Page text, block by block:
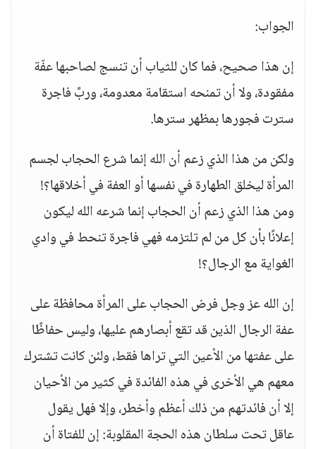
الجواب:
إن هذا صحيح، فما كان للثياب أن تنسج لصاحبها عفّة
مفقودة، ولا أن تمنحه استقامة معدومة، وربَّ فاجرة
سترت فجورها بمظهر سترها.
ولكن من هذا الذي زعم أن الله إنما شرع الحجاب لجسم
المرأة ليخلق الطهارة في نفسها أو العفة في أخلاقها؟!
ومن هذا الذي زعم أن الحجاب إنما شرعه الله ليكون
إعلانًا بأن كل من لم تلتزمه فهي فاجرة تنحط في وادي
الغواية مع الرجال؟!
إن الله عز وجل فرض الحجاب على المرأة محافظة على
عفة الرجال الذين قد تقع أبصارهم عليها، وليس حفاظًا
على عفتها من الأعين التي تراها فقط، ولئن كانت تشترك
معهم هي الأخرى في هذه الفائدة في كثير من الأحيان
إلا أن فائدتهم من ذلك أعظم وأخطر، وإلا فهل يقول
عاقل تحت سلطان هذه الحجة المقلوبة: إن للفتاة أن